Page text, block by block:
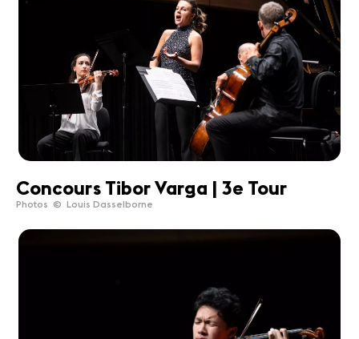
Concours Tibor Varga | 3e Tour
Photos © Louis Dasselborne